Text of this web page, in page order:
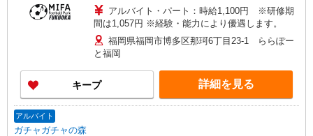
アルバイト・パート：時給1,100円 ※研修期
間は1,057円 ※経験・能力により優遇します。
福岡県福岡市博多区那珂6丁目23-1 ららぽー
と福岡
キープ 詳細を見る
アルバイト
ガチャガチャの森